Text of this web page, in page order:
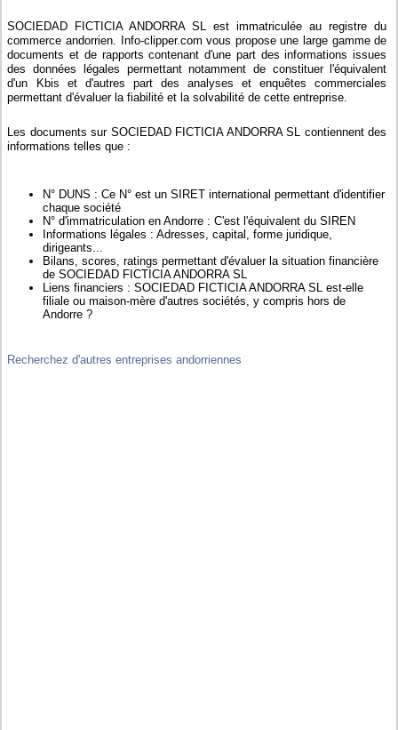
SOCIEDAD FICTICIA ANDORRA SL est immatriculée au registre du
commerce andorrien. Info-clipper.com vous propose une large gamme de
documents et de rapports contenant d'une part des informations issues
des données légales permettant notamment de constituer l'équivalent
d'un Kbis et d'autres part des analyses et enquêtes commerciales
permettant d'évaluer la fiabilité et la solvabilité de cette entreprise.
Les documents sur SOCIEDAD FICTICIA ANDORRA SL contiennent des
informations telles que :
N° DUNS : Ce N° est un SIRET international permettant d'identifier
chaque société
N° d'immatriculation en Andorre : C'est l'équivalent du SIREN
Informations légales : Adresses, capital, forme juridique,
dirigeants...
Bilans, scores, ratings permettant d'évaluer la situation financière
de SOCIEDAD FICTICIA ANDORRA SL
Liens financiers : SOCIEDAD FICTICIA ANDORRA SL est-elle
filiale ou maison-mère d'autres sociétés, y compris hors de
Andorre ?
Recherchez d'autres entreprises andorriennes